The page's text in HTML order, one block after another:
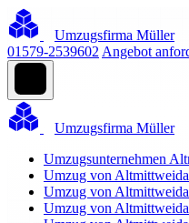
Umzugsfirma Müller
01579-2539602 Angebot
Umzugsfirma Müller
Umzugsunternehmen
Umzug von
Umzug von
Umzug von